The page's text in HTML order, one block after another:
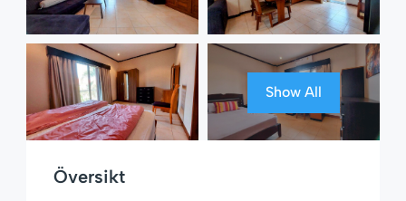
Show All
Översikt